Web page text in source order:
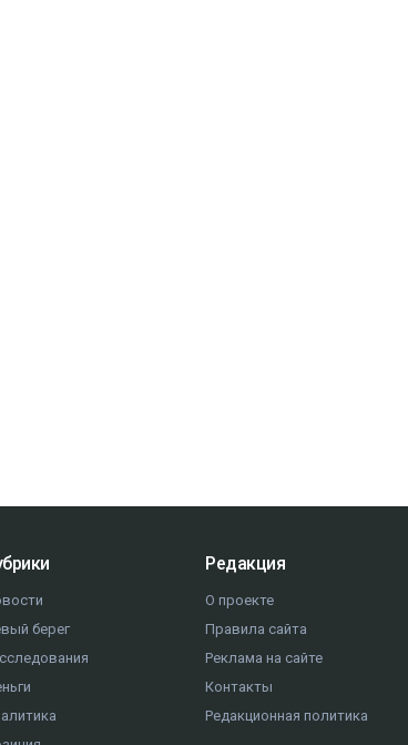
берег
Редакция
О проекте
Правила сайта
Реклама на сайте
Контакты
Редакционная политика